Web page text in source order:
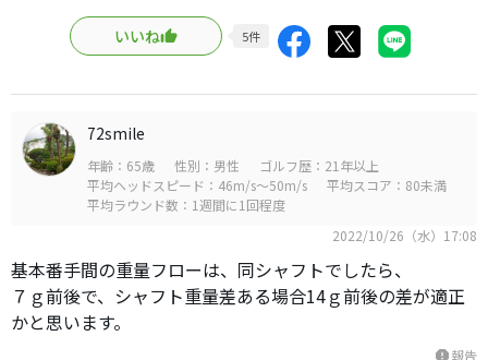
いいね 5件
72smile
年齢：65歳 性別：男性
ゴルフ歴：21年以上
平均ヘッドスピード：46m/s～50m/s
平均スコア：80未満
平均ラウンド数：1週間に1回程度
2022/10/26（水）17:08
基本番手間の重量フローは、同シャフトでしたら、
７ｇ前後で、シャフト重量差ある場合14ｇ前後の差が適正
かと思います。
report報告